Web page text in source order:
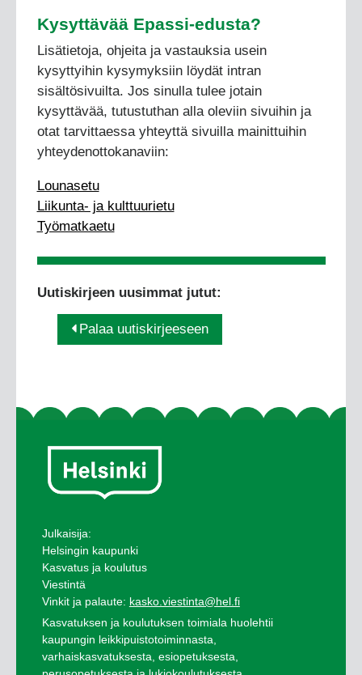
Kysyttävää Epassi-edusta?
Lisätietoja, ohjeita ja vastauksia usein
kysyttyihin kysymyksiin löydät intran
sisältösivuilta. Jos sinulla tulee jotain
kysyttävää, tutustuthan alla oleviin sivuihin ja
otat tarvittaessa yhteyttä sivuilla mainittuihin
yhteydenottokanaviin:
Lounasetu
Liikunta- ja kulttuurietu
Työmatkaetu
Uutiskirjeen uusimmat jutut:
Palaa uutiskirjeeseen
Julkaisija:
Helsingin kaupunki
Kasvatus ja koulutus
Viestintä
Vinkit ja palaute: kasko.viestinta@hel.fi
Kasvatuksen ja koulutuksen toimiala huolehtii
kaupungin leikkipuistotoiminnasta,
varhaiskasvatuksesta, esiopetuksesta,